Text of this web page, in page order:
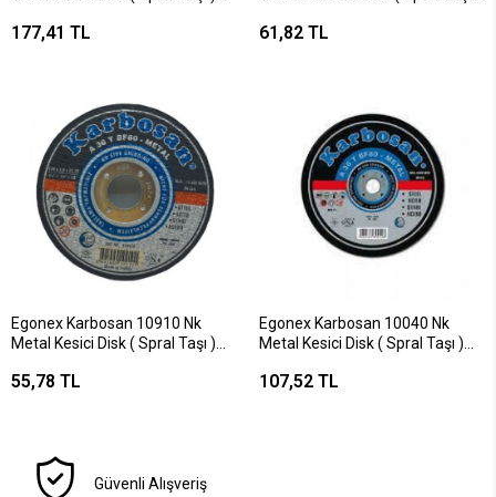
177,41 TL 61,82 TL
Egonex Karbosan 10910 Nk
Metal Kesici Disk ( Spral Taşı )
55,78 TL
Egonex Karbosan 10040 Nk
Metal Kesici Disk ( Spral Taşı )
107,52 TL
Güvenli Alışveriş